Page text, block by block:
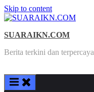
Skip to content
SUARAIKN.COM
Berita terkini dan terpercaya